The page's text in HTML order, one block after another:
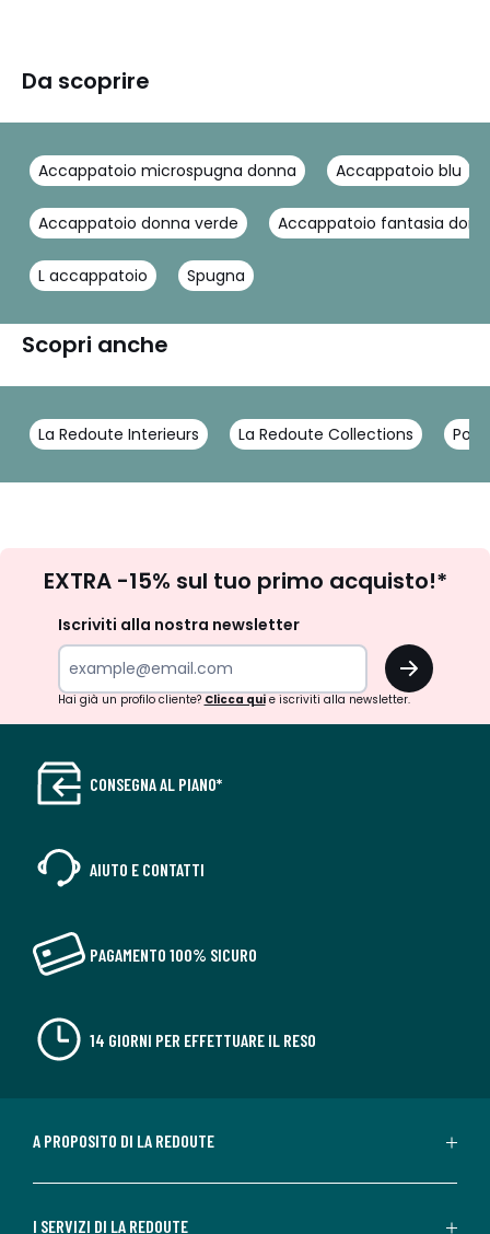
Da scoprire
Accappatoio microspugna donna Accappatoio blu
Accappatoio donna verde Accappatoio fantasia
L accappatoio Spugna
Scopri anche
La Redoute Interieurs La Redoute Collections Polo
newsletter
EXTRA -15% sul tuo primo acquisto!*
Iscriviti alla nostra newsletter
OK
Hai già un profilo cliente? Clicca quie iscriviti alla newsletter.
CONSEGNA AL PIANO*
AIUTO E CONTATTI
PAGAMENTO 100% SICURO
14 GIORNI PER EFFETTUARE IL RESO
A PROPOSITO DI LA REDOUTE
I SERVIZI DI LA REDOUTE